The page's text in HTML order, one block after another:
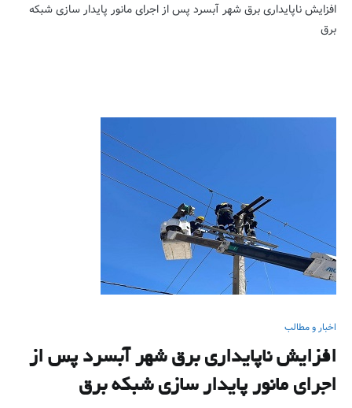
افزایش ناپایداری برق شهر آبسرد پس از اجرای مانور پایدار سازی شبکه
برق
اخبار و مطالب
افزایش ناپایداری برق شهر آبسرد پس از
اجرای مانور پایدار سازی شبکه برق